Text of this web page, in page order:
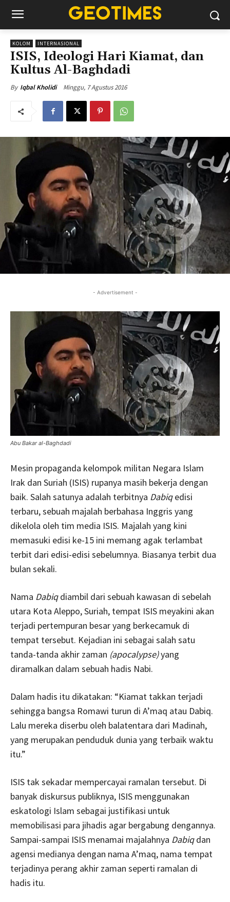
KOLOM INTERNASIONAL
ISIS, Ideologi Hari Kiamat, dan
Kultus Al-Baghdadi
By Iqbal Kholidi Minggu, 7 Agustus 2016
- Advertisement -
Abu Bakar al-Baghdadi
Mesin propaganda kelompok militan Negara Islam
Irak dan Suriah (ISIS) rupanya masih bekerja dengan
baik. Salah satunya adalah terbitnya Dabiqedisi
terbaru, sebuah majalah berbahasa Inggris yang
dikelola oleh tim media ISIS. Majalah yang kini
memasuki edisi ke-15 ini memang agak terlambat
terbit dari edisi-edisi sebelumnya. Biasanya terbit dua
bulan sekali.
Nama Dabiqdiambil dari sebuah kawasan di sebelah
utara Kota Aleppo, Suriah, tempat ISIS meyakini akan
terjadi pertempuran besar yang berkecamuk di
tempat tersebut. Kejadian ini sebagai salah satu
tanda-tanda akhir zaman (apocalypse)yang
diramalkan dalam sebuah hadis Nabi.
Dalam hadis itu dikatakan: “Kiamat takkan terjadi
sehingga bangsa Romawi turun di A’maq atau Dabiq.
Lalu mereka diserbu oleh balatentara dari Madinah,
yang merupakan penduduk dunia yang terbaik waktu
itu.”
ISIS tak sekadar mempercayai ramalan tersebut. Di
banyak diskursus publiknya, ISIS menggunakan
eskatologi Islam sebagai justifikasi untuk
memobilisasi para jihadis agar bergabung dengannya.
Sampai-sampai ISIS menamai majalahnya Dabiqdan
agensi medianya dengan nama A’maq, nama tempat
terjadinya perang akhir zaman seperti ramalan di
hadis itu.